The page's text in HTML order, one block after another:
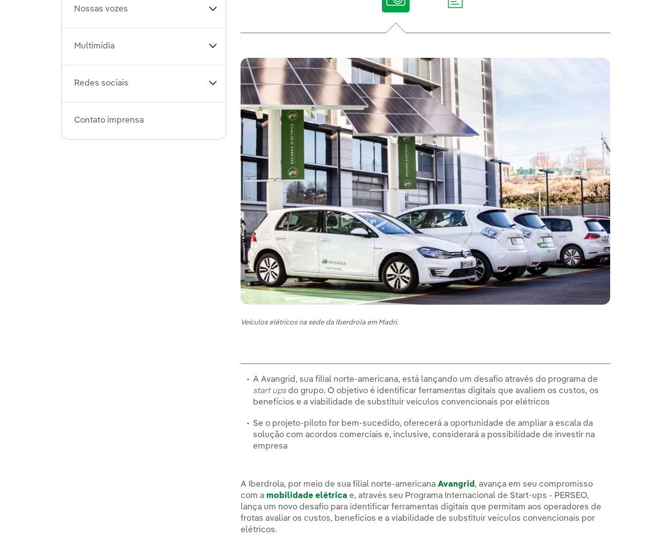
Nossas vozes Alternar submenu de Nossas vozes
Multimídia Alternar submenu de Multimídia
Redes sociais Alternar submenu de Redes sociais
Contato imprensa
Veículos elétricos na sede da Iberdrola em Madri.
A Avangrid, sua filial norte-americana, está lançando um desafio através do programa de
start upsdo grupo. O objetivo é identificar ferramentas digitais que avaliem os custos, os
benefícios e a viabilidade de substituir veículos convencionais por elétricos
Se o projeto-piloto for bem-sucedido, oferecerá a oportunidade de ampliar a escala da
solução com acordos comerciais e, inclusive, considerará a possibilidade de investir na
empresa
A Iberdrola, por meio de sua filial norte-americanaAvangrid , avança em seu compromisso
com a mobilidade elétrica e, através seu Programa Internacional de Start-ups - PERSEO,
lança um novo desafio para identificar ferramentas digitais que permitam aos operadores de
frotas avaliar os custos, benefícios e a viabilidade de substituir veículos convencionais por
elétricos.